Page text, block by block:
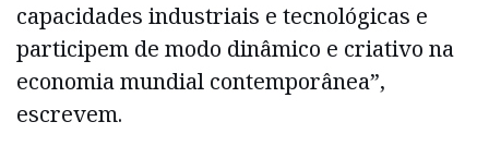
capacidades industriais e tecnológicas e
participem de modo dinâmico e criativo na
economia mundial contemporânea”,
escrevem.